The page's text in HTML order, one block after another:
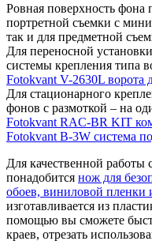
Ровная поверхность фона
портретной съемки с
так и для предметной
Для переносной
системы крепления типа
Fotokvant V-2630L ворота
Для стационарного
фонов с размоткой – на
Fotokvant RAC-BR KIT
Fotokvant B-3W система
Для качественной
понадобится нож для
обоев, виниловой пленки
изготавливается из
помощью вы сможете
краев, отрезать